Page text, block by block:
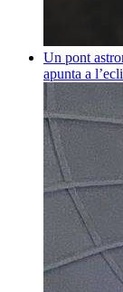
Un pont
apunta a